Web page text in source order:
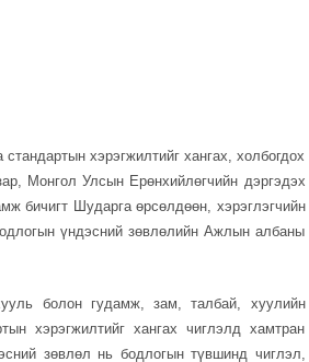
хэрэгжилтийг хангах, холбогдох
Монгол Улсын Ерөнхийлөгчийн дэргэдэх
бичигт Шударга өрсөлдөөн, хэрэглэгчийн
үндэсний зөвлөлийн Ажлын албаны
болон гудамж, зам, талбай, хуулийн
хэрэгжилтийг хангах чиглэлд хамтран
зөвлөл нь бодлогын түвшинд чиглэл,